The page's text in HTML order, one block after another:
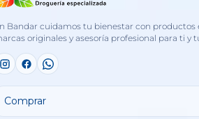
Bandar cuidamos tu bienestar con productos
originales y asesoría profesional para ti y
Comprar